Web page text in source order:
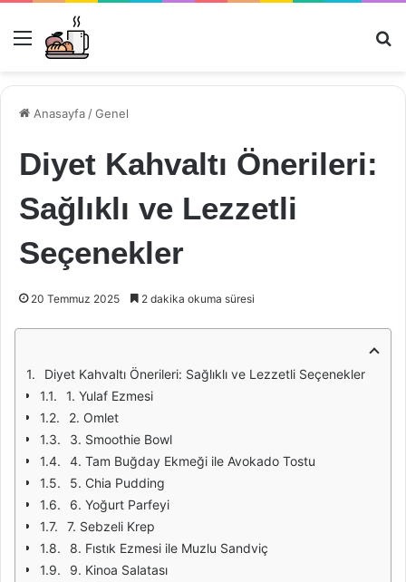
Menü
Anasayfa /Genel
Diyet Kahvaltı Önerileri:
Sağlıklı ve Lezzetli
Seçenekler
20 Temmuz 2025 2 dakika okuma süresi
Diyet Kahvaltı Önerileri: Sağlıklı ve Lezzetli Seçenekler
1. Yulaf Ezmesi
2. Omlet
3. Smoothie Bowl
4. Tam Buğday Ekmeği ile Avokado Tostu
5. Chia Pudding
6. Yoğurt Parfeyi
7. Sebzeli Krep
8. Fıstık Ezmesi ile Muzlu Sandviç
9. Kinoa Salatası